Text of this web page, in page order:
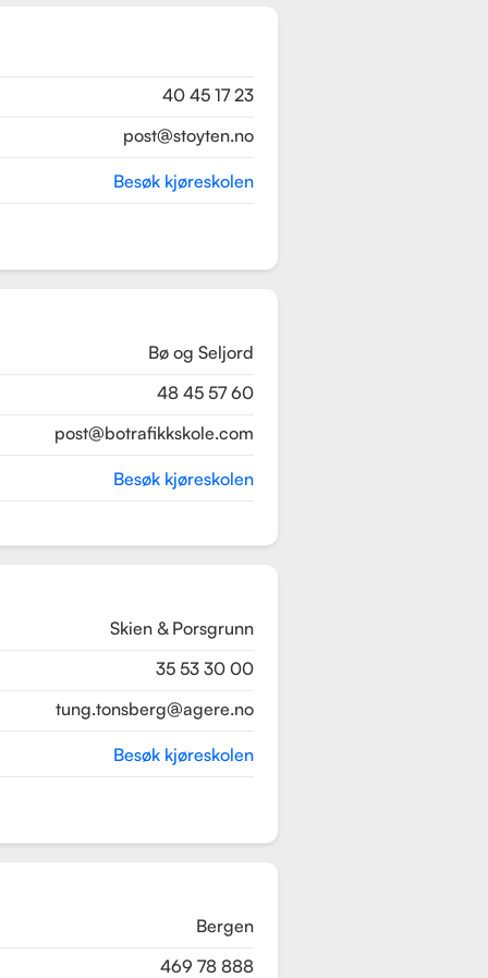
40 45 17 23
post@stoyten.no
Besøk kjøreskolen
Bø og Seljord
48 45 57 60
post@botrafikkskole.com
Besøk kjøreskolen
Skien & Porsgrunn
35 53 30 00
tung.tonsberg@agere.no
Besøk kjøreskolen
Bergen
469 78 888